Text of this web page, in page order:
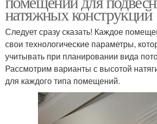
натяжных конструкций
Следует сразу сказать! Каждое
свои технологические параметры,
учитывать при планировании вида
Рассмотрим варианты с высотой
для каждого типа помещений.